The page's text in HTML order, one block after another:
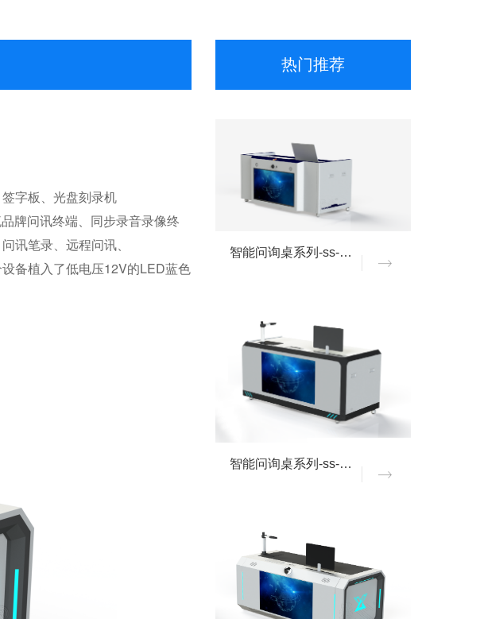
字板、光盘刻录机
牌问讯终端、同步录音录像终
讯笔录、远程问讯、
备植入了低电压12V的LED蓝色
热门推荐
智能问询桌系列-ss-TG03
智能问询桌系列-ss-TG02